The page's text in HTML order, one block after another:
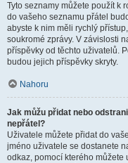
Tyto seznamy můžete použít k
do vašeho seznamu přátel
abyste k nim měli rychlý
soukromé zprávy. V závislosti
příspěvky od těchto uživatelů.
budou jejich příspěvky skryty.
Nahoru
Jak můžu přidat nebo
nepřátel?
Uživatele můžete přidat do
jméno uživatele se dostanete
odkaz, pomocí kterého